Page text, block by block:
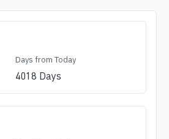
Days from Today
4018 Days